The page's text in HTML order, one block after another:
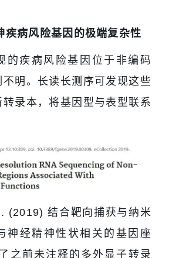
疾病风险基因的极端复杂性
的疾病风险基因位于非编码
不明。长读长测序可发现这些
转录本，将基因型与表型联系
(2019) 结合靶向捕获与纳米
神经精神性状相关的基因座
之前未注释的多外显子转录